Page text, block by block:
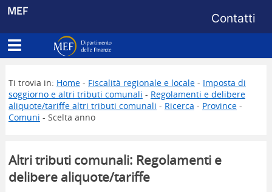
MEF Menu di
Contatti
Apri menu principale
Dipartimento delle Finanze
Ti trovia in: Home- Fiscalità regionale e locale- Imposta di
soggiorno e altri tributi comunali - Regolamenti e delibere
aliquote/tariffe altri tributi comunali - Ricerca - Province-
Comuni - Scelta anno
Altri tributi comunali: Regolamenti e
delibere aliquote/tariffe